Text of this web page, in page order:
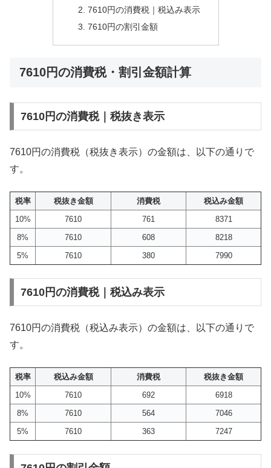
7610円の消費税｜税込み表示
7610円の割引金額
7610円の消費税・割引金額計算
7610円の消費税｜税抜き表示
7610円の消費税（税抜き表示）の金額は、以下の通りで
す。
税率 税抜き金額 消費税
税込み金額
10%
7610 761
8371
8%
7610 608
8218
5%
7610 380 7990
7610円の消費税｜税込み表示
7610円の消費税（税込み表示）の金額は、以下の通りで
す。
税率 税込み金額 消費税
税抜き金額
10%
7610 692
6918
8%
7610 564
7046
5%
7610 363 7247